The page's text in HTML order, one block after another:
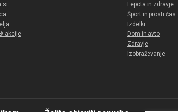
akcije
Lepota in zdravje
Šport in prosti čas
Izdelki
Dom in avto
Zdravje
Izobraževanje